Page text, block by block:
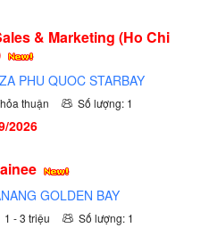
& Marketing (Ho Chi
PHU QUOC STARBAY
thuận Số lượng: 1
2026
GOLDEN BAY
1 - 3 triệu Số lượng: 1